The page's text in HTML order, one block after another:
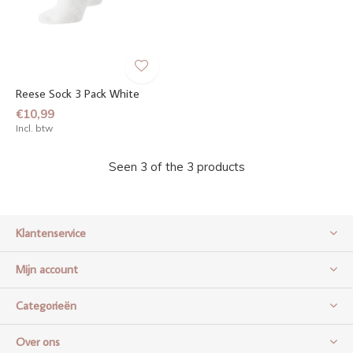
Reese Sock 3 Pack White
€10,99
Incl. btw
Seen 3 of the 3 products
Klantenservice
Mijn account
Categorieën
Over ons